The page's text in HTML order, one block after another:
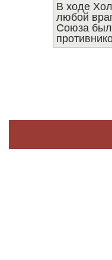
В ходе
любой
Союза был